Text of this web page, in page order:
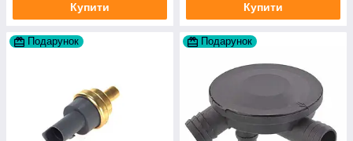
Купити Купити
Подарунок Подарунок